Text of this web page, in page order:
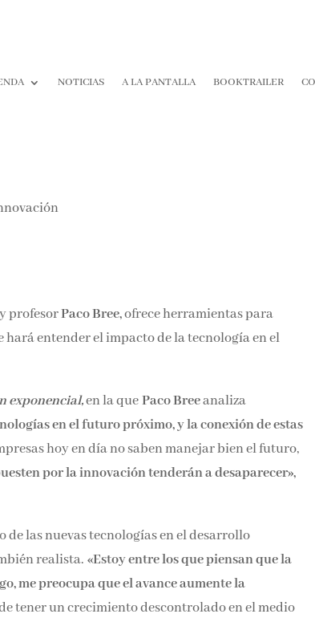
NOTICIAS A LA PANTALLA BOOKTRAILER
profesorPaco Bree,ofrece herramientas para
entender el impacto de la tecnología en el
exponencial,en la quePaco Breeanaliza
en el futuro próximo, y la conexión de estas
hoy en día no saben manejar bien el futuro,
por la innovación tenderán a desaparecer»,
las nuevas tecnologías en el desarrollo
realista.«Estoy entre los que piensan que la
me preocupa que el avance aumente la
tener un crecimiento descontrolado en el medio